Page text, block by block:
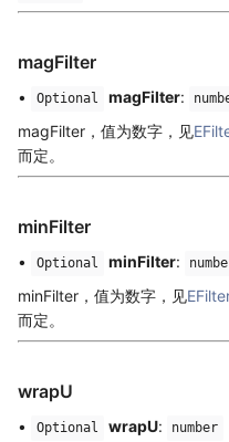
magFilter
• Optional magFilter:
magFilter，值为数字，见
而定。
minFilter
• Optional minFilter:
minFilter，值为数字，见
而定。
wrapU
• Optional wrapU: number